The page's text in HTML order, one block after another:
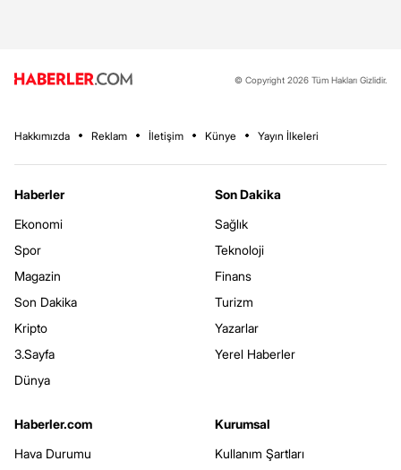
© Copyright 2026 Tüm Hakları Gizlidir.
Hakkımızda Reklam İletişim Künye Yayın İlkeleri
Haberler
Ekonomi
Spor
Magazin
Son Dakika
Kripto
3.Sayfa
Dünya
Son Dakika
Sağlık
Teknoloji
Finans
Turizm
Yazarlar
Yerel Haberler
Haberler.com
Hava Durumu
Kurumsal
Kullanım Şartları